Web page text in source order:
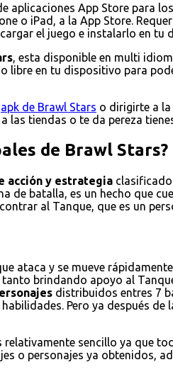
aplicaciones App Store para
o iPad, a la App Store.
el juego e instalarlo en tu
, esta disponible en multi
libre en tu dispositivo para
apk de Brawl Stars o dirigirte a la
las tiendas o te da pereza
de Brawl Stars?
acción y estrategia clasificado
de batalla, es un hecho que
al Tanque, que es un
ataca y se mueve
brindando apoyo al
distribuidos entres 7
Pero ya después
relativamente sencillo ya que
o personajes ya obtenidos,